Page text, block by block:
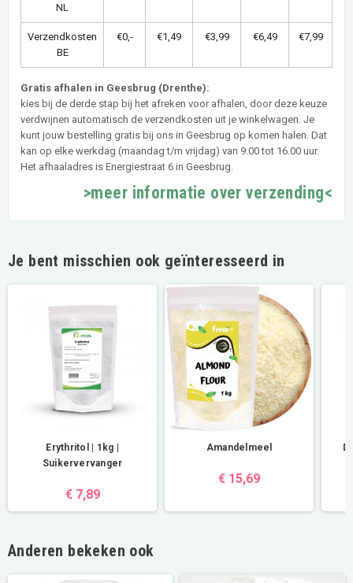
NL
Verzendkosten
BE
€0,- €1,49 €3,99 €6,49 €7,99
Gratis afhalen in Geesbrug (Drenthe):
kies bij de derde stap bij het afreken voor afhalen, door deze keuze
verdwijnen automatisch de verzendkosten uit je winkelwagen. Je
kunt jouw bestelling gratis bij ons in Geesbrug op komen halen. Dat
kan op elke werkdag (maandag t/m vrijdag) van 9.00 tot 16.00 uur.
Het afhaaladres is Energiestraat 6 in Geesbrug.
>meer informatie over verzending<
Je bent misschien ook geïnteresseerd in
Erythritol | 1kg |
Suikervervanger
€ 7,89
Amandelmeel
€ 15,69
Anderen bekeken ook